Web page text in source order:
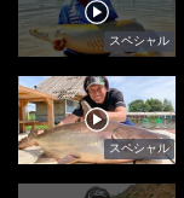
スペシャル
スペシャル